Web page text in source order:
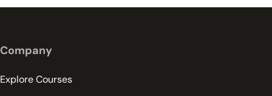
Company
Explore Courses